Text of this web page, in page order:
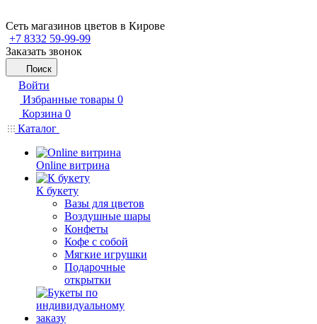
Сеть магазинов цветов в Кирове
+7 8332 59-99-99
Заказать звонок
Поиск
Войти
Избранные товары 0
Корзина 0
Каталог
Online витрина
К букету
Вазы для цветов
Воздушные шары
Конфеты
Кофе с собой
Мягкие игрушки
Подарочные
открытки